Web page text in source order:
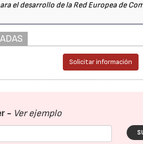
el desarrollo de la Red Europea de
Solicitar información
- Ver ejemplo